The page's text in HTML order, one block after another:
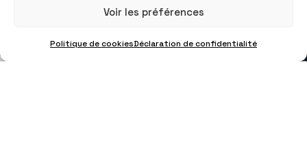
Voir les préférences
Politique de cookiesDéclaration de confidentialité